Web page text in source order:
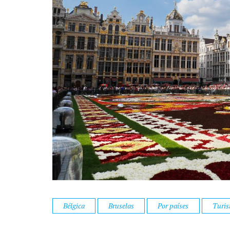
Bélgica Bruselas Por países